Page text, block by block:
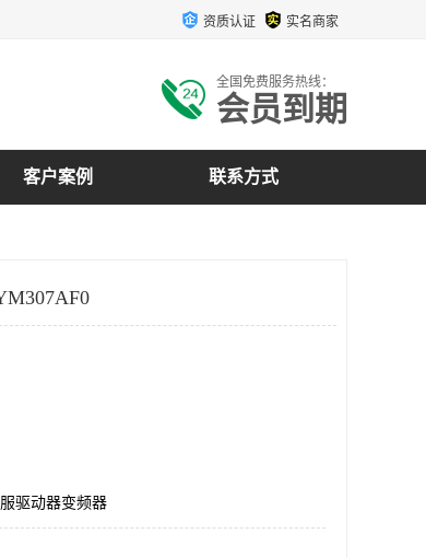
资质认证 实名商家
全国免费服务热线：
会员到期
客户案例 联系方式
驱动器变频器